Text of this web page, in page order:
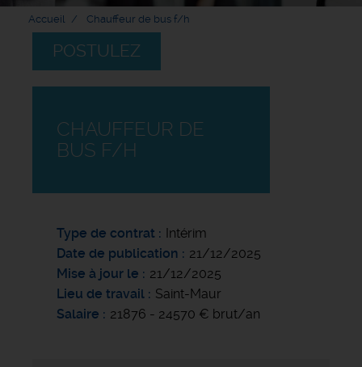
Accueil Chauffeur de bus f/h
POSTULEZ
CHAUFFEUR DE
BUS F/H
Type de contrat
Intérim
Date de publication
21/12/2025
Mise à jour le
21/12/2025
Lieu de travail
Saint-Maur
Salaire
21876 - 24570 € brut/an